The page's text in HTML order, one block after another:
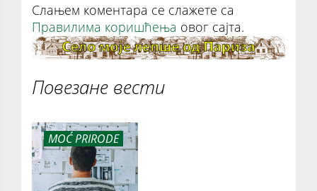
Слањем коментара се слажете са
Правилима коришћења овог сајта.
Повезане вести
MOĆ PRIRODE